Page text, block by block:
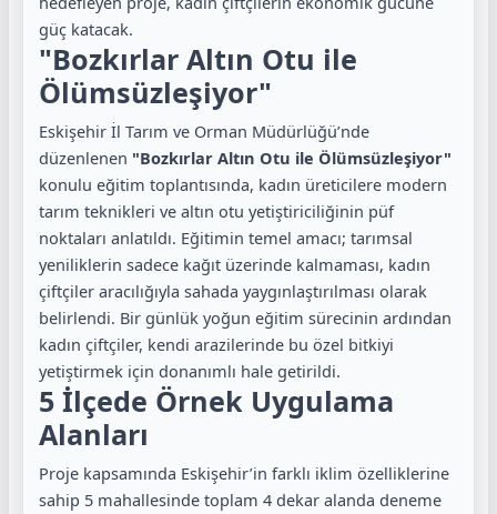
güç katacak.
"Bozkırlar Altın Otu ile
Ölümsüzleşiyor"
Eskişehir İl Tarım ve Orman Müdürlüğü’nde
düzenlenen "Bozkırlar Altın Otu ile Ölümsüzleşiyor"
konulu eğitim toplantısında, kadın üreticilere modern
tarım teknikleri ve altın otu yetiştiriciliğinin püf
noktaları anlatıldı. Eğitimin temel amacı; tarımsal
yeniliklerin sadece kağıt üzerinde kalmaması, kadın
çiftçiler aracılığıyla sahada yaygınlaştırılması olarak
belirlendi. Bir günlük yoğun eğitim sürecinin ardından
kadın çiftçiler, kendi arazilerinde bu özel bitkiyi
yetiştirmek için donanımlı hale getirildi.
5 İlçede Örnek Uygulama
Alanları
Proje kapsamında Eskişehir’in farklı iklim özelliklerine
sahip 5 mahallesinde toplam 4 dekar alanda deneme